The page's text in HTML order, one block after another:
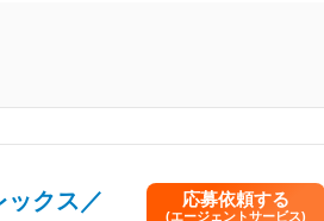
を打ち出しており、パートナーの同社は今後
向けのビジネスにも積極的で、大手建設業との
ル、IT構築にも取り組んでいます。さらに、同
員と社長が集まって意見交換ができる、社長
います。残業については平均月２０時間（プロ
ックス／
応募依頼する
(エージェントサービス)